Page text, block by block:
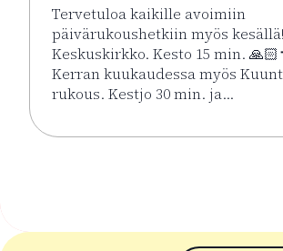
Tervetuloa kaikille avoimiin
päivärukoushetkiin myös
Keskuskirkko. Kesto 15 min.
Kerran kuukaudessa myös
rukous. Kestjo 30 min. ja…
Lue lisää tapahtumasta Kesän